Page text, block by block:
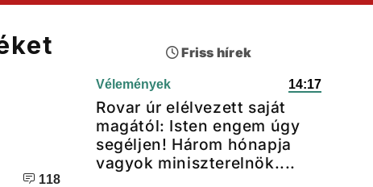
118
Friss hírek
Vélemények 14:17
Rovar úr elélvezett saját
magától: Isten engem úgy
segéljen! Három hónapja
vagyok miniszterelnök....